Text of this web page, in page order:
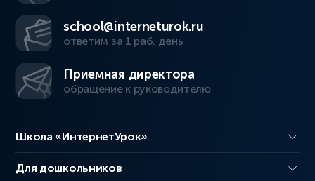
school@interneturok.ru
ответим за 1 раб. день
Приемная директора
обращение к руководителю
Школа «ИнтернетУрок»
Для дошкольников